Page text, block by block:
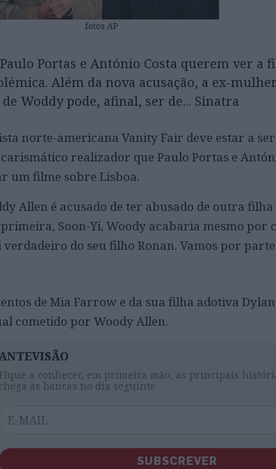
fotos AP
Portas e António Costa querem ver a
Além da nova acusação, a ex-
Woddy pode, afinal, ser de... Sinatra
norte-americana Vanity Fair deve estar a
realizador que Paulo Portas e
um filme sobre Lisboa.
Allen é acusado de ter abusado de outra
Soon-Yi, Woody acabaria mesmo por
do seu filho Ronan. Vamos por
de Mia Farrow e da sua filha adotiva
cometido por Woody Allen.
Fique a conhecer, em primeira mão, as principais
chega às bancas no dia seguinte
SUBSCREVER